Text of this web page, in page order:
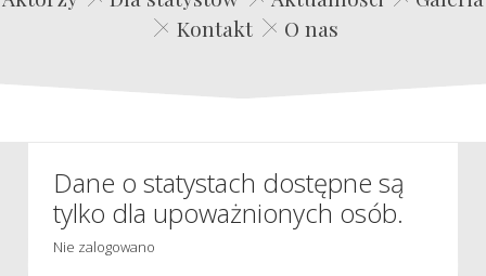
Kontakt
O nas
Dane o statystach dostępne są
tylko dla upoważnionych osób.
Nie zalogowano